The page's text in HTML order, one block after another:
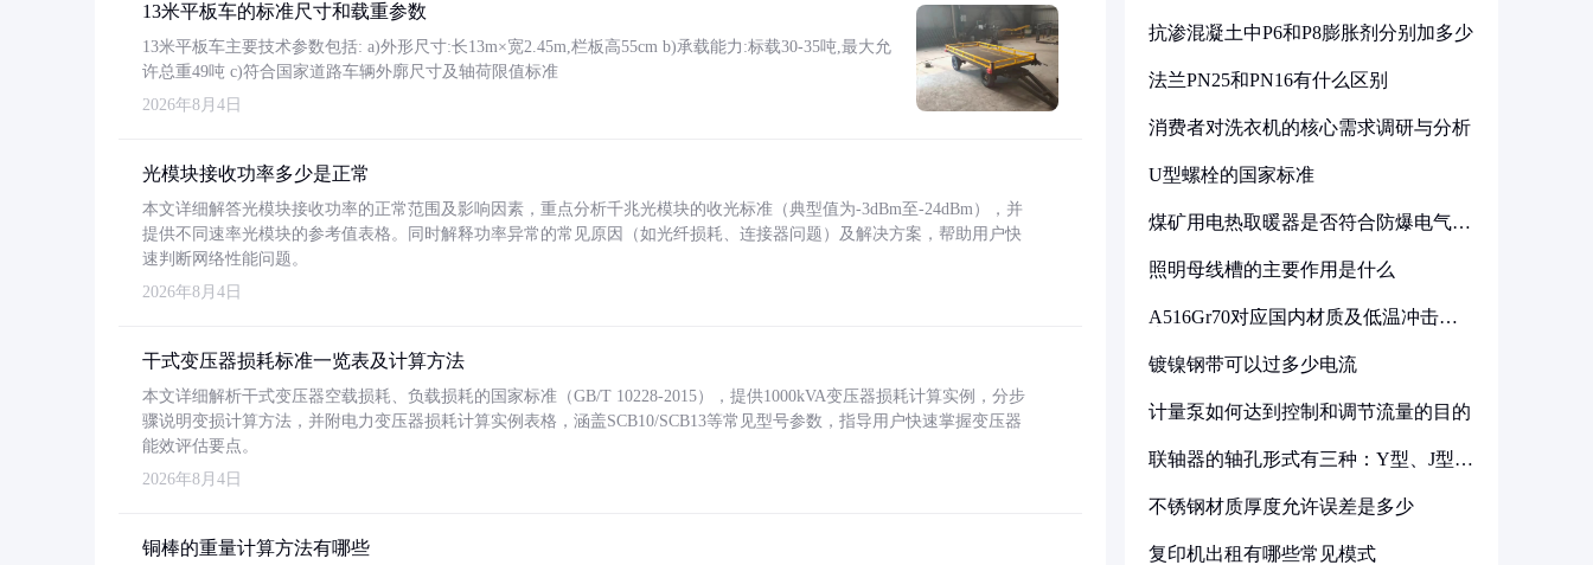
13米平板车的标准尺寸和载重参数
13米平板车主要技术参数包括: a)外形尺寸:长13m×宽2.45m,栏板高55cm b)承载能力:标载30-35吨,最大允
许总重49吨 c)符合国家道路车辆外廓尺寸及轴荷限值标准
2026年8月4日
光模块接收功率多少是正常
本文详细解答光模块接收功率的正常范围及影响因素，重点分析千兆光模块的收光标准（典型值为-3dBm至-24dBm），并
提供不同速率光模块的参考值表格。同时解释功率异常的常见原因（如光纤损耗、连接器问题）及解决方案，帮助用户快
速判断网络性能问题。
2026年8月4日
干式变压器损耗标准一览表及计算方法
本文详细解析干式变压器空载损耗、负载损耗的国家标准（GB/T 10228-2015），提供1000kVA变压器损耗计算实例，分步
骤说明变损计算方法，并附电力变压器损耗计算实例表格，涵盖SCB10/SCB13等常见型号参数，指导用户快速掌握变压器
能效评估要点。
2026年8月4日
铜棒的重量计算方法有哪些
抗渗混凝土中P6和P8膨胀剂分别加多少
法兰PN25和PN16有什么区别
消费者对洗衣机的核心需求调研与分析
U型螺栓的国家标准
煤矿用电热取暖器是否符合防爆电气设
照明母线槽的主要作用是什么
A516Gr70对应国内材质及低温冲击要
镀镍钢带可以过多少电流
计量泵如何达到控制和调节流量的目的
联轴器的轴孔形式有三种：Y型、J型、
不锈钢材质厚度允许误差是多少
复印机出租有哪些常见模式